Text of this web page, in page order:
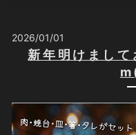
2026/01/01
新年明けまし